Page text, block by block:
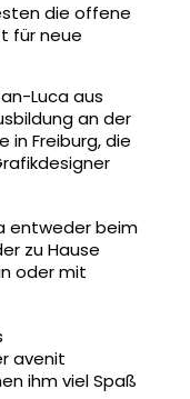
die offene
für neue
Luca aus
an der
in Freiburg, die
entweder beim
zu Hause
oder mit
avenit
ihm viel Spaß